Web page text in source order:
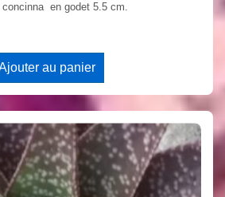
concinna en godet 5.5 cm.
au panier